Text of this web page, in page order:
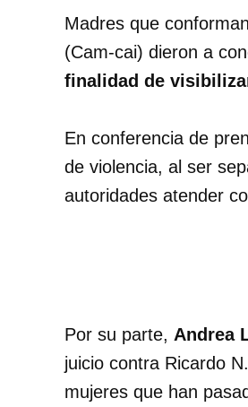
Madres que
(Cam-cai) dieron a
finalidad de
En conferencia de
de violencia, al ser
autoridades atender
Por su parte, Andrea
juicio contra Ricardo
mujeres que han